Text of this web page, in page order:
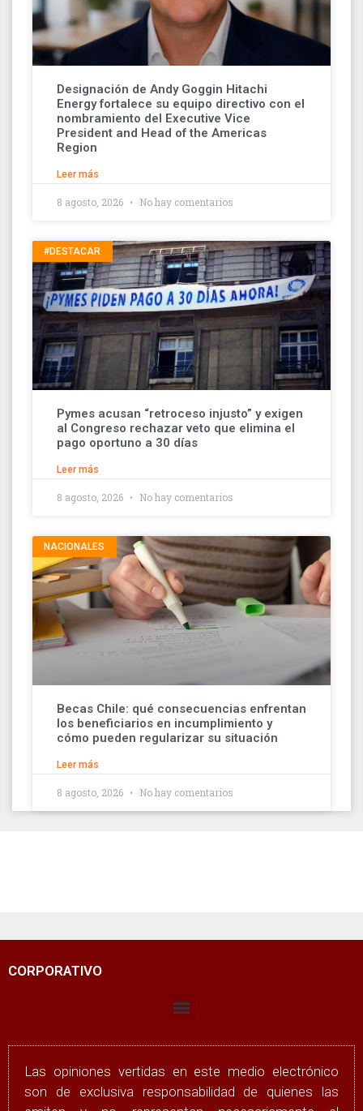
Designación de Andy Goggin Hitachi
Energy fortalece su equipo directivo con el
nombramiento del Executive Vice
President and Head of the Americas
Region
Leer más
8 agosto, 2026 No hay comentarios
#DESTACAR
Pymes acusan “retroceso injusto” y exigen
al Congreso rechazar veto que elimina el
pago oportuno a 30 días
Leer más
8 agosto, 2026 No hay comentarios
NACIONALES
Becas Chile: qué consecuencias enfrentan
los beneficiarios en incumplimiento y
cómo pueden regularizar su situación
Leer más
8 agosto, 2026 No hay comentarios
CORPORATIVO
Las opiniones vertidas en este medio electrónico
son de exclusiva responsabilidad de quienes las